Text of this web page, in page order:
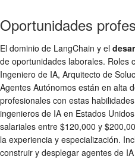
Oportunidades
El dominio de LangChain y el
de oportunidades laborales. Roles
Ingeniero de IA, Arquitecto de
Agentes Autónomos están en alta
profesionales con estas
ingenieros de IA en Estados
salariales entre $120,000 y
la experiencia y especialización.
construir y desplegar agentes de